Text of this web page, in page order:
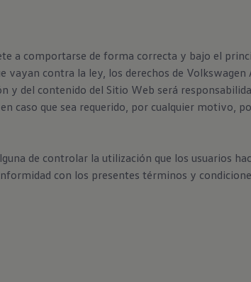
a comportarse de forma correcta y bajo el
vayan contra la ley, los derechos de Volkswagen
y del contenido del Sitio Web será
caso que sea requerido, por cualquier motivo,
de controlar la utilización que los usuarios
con los presentes términos y